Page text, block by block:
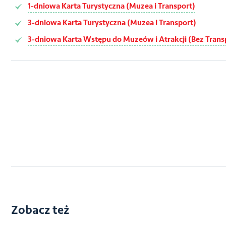
1-dniowa Karta Turystyczna (Muzea i Transport)
3-dniowa Karta Turystyczna (Muzea i Transport)
3-dniowa Karta Wstępu do Muzeów i Atrakcji (Bez
Zobacz też